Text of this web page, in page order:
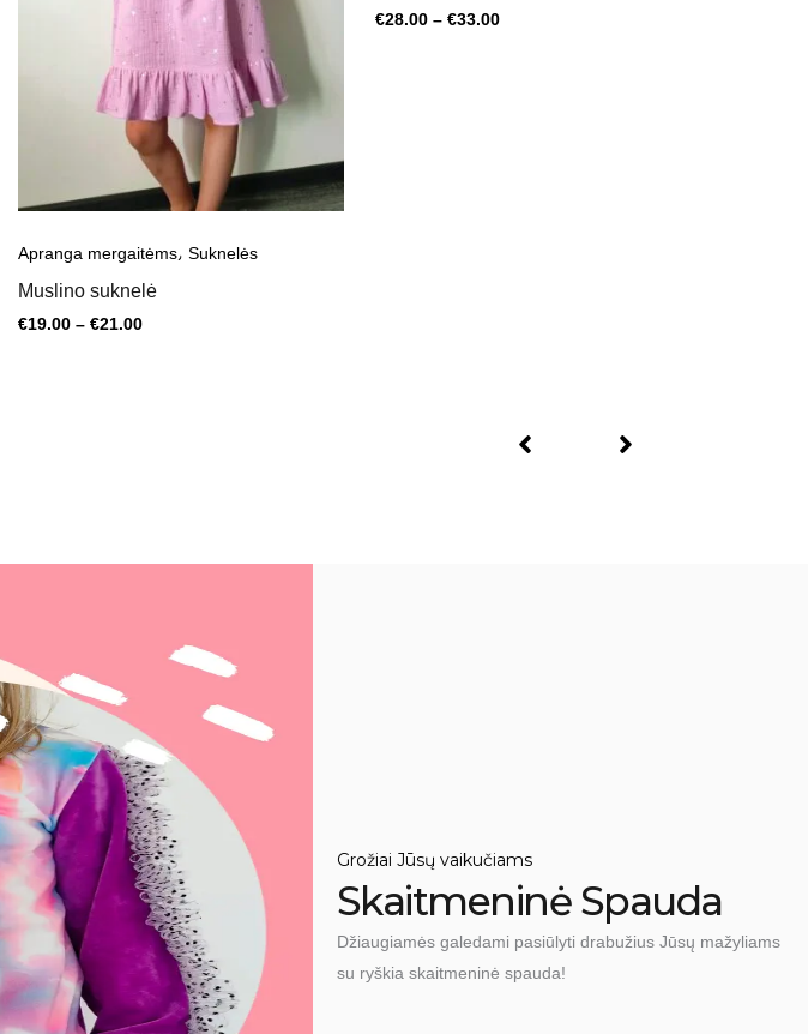
Apranga mergaitėms, Suknelės
Muslino suknelė
€19.00 – €21.00
€28.00 – €33.00
Grožiai Jūsų vaikučiams
Skaitmeninė Spauda
Džiaugiamės galedami pasiūlyti drabužius Jūsų mažyliams
su ryškia skaitmeninė spauda!